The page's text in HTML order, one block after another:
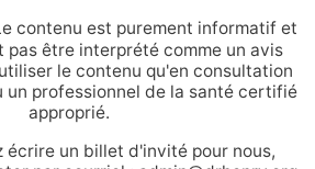
contenu est purement informatif et
être interprété comme un avis
le contenu qu'en consultation
un professionnel de la santé certifié
approprié.
écrire un billet d'invité pour nous,